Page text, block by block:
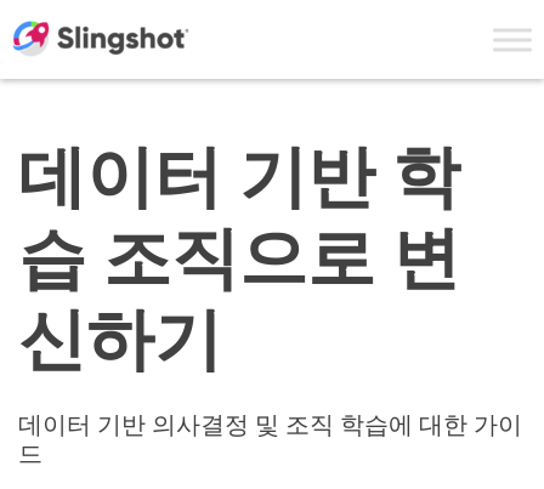
데이터 기반 학
습 조직으로 변
신하기
데이터 기반 의사결정 및 조직 학습에 대한 가이
드